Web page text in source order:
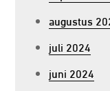
augustus
juli 2024
juni 2024